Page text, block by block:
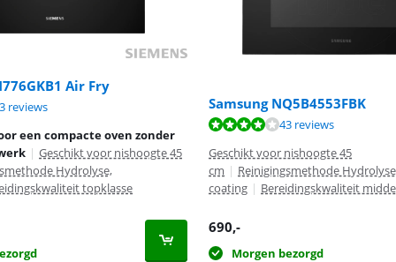
Air Fry
van de 10, gebaseerd op 53 reviews.
reviews
een compacte oven zonder
| Geschikt voor nishoogte 45
Hydrolyse,
topklasse
Samsung NQ5B4553FBK
43 reviews
Geschikt voor nishoogte 45
cm | Reinigingsmethode
coating | Bereidingskwaliteit
690,-
Morgen bezorgd